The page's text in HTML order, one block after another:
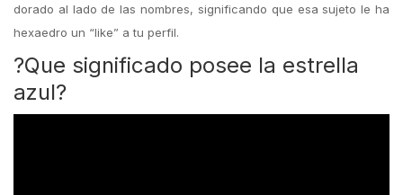
dorado al lado de las nombres, significando que esa sujeto le ha
hexaedro un “like” a tu perfil.
?Que significado posee la estrella
azul?